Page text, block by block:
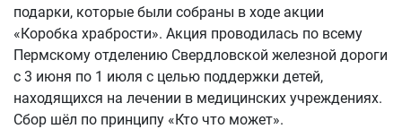
подарки, которые были собраны в ходе акции
«Коробка храбрости». Акция проводилась по всему
Пермскому отделению Свердловской железной дороги
с 3 июня по 1 июля с целью поддержки детей,
находящихся на лечении в медицинских учреждениях.
Сбор шёл по принципу «Кто что может».